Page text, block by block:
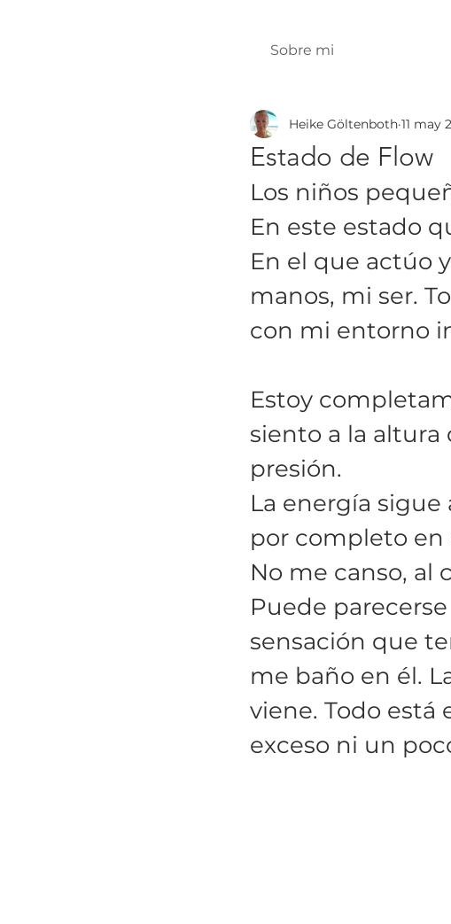
Sobre mi
Estado de Flow
Heike Göltenboth 11 may
Los niños
En este estado
En el que actúo
manos, mi ser.
con mi entorno
Estoy
siento a la altura
presión.
La energía
por completo en
No me canso, al
Puede
sensación que
me baño en él.
viene. Todo está
exceso ni un